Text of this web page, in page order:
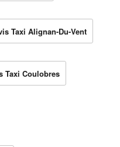
Taxi Alignan-Du-Vent
Taxi Coulobres